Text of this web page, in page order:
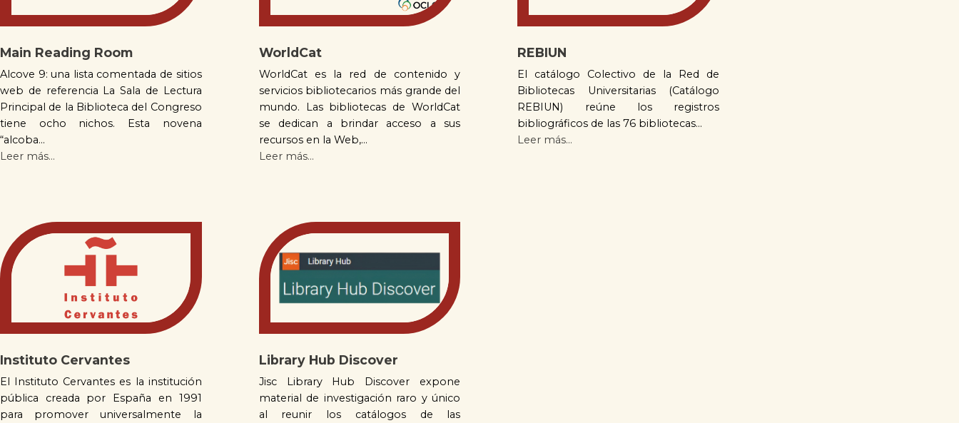
Main Reading Room
Alcove 9: una lista comentada de sitios
web de referencia La Sala de Lectura
Principal de la Biblioteca del Congreso
tiene ocho nichos. Esta novena
“alcoba...
Leer más...
WorldCat
WorldCat es la red de contenido y
servicios bibliotecarios más grande del
mundo. Las bibliotecas de WorldCat
se dedican a brindar acceso a sus
recursos en la Web,...
Leer más...
REBIUN
El catálogo Colectivo de la Red de
Bibliotecas Universitarias (Catálogo
REBIUN) reúne los registros
bibliográficos de las 76 bibliotecas...
Leer más...
Instituto Cervantes
El Instituto Cervantes es la institución
pública creada por España en 1991
para promover universalmente la
Library Hub Discover
Jisc Library Hub Discover expone
material de investigación raro y único
al reunir los catálogos de las